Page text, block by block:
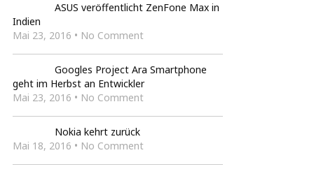
ASUS veröffentlicht ZenFone Max in
Indien
Mai 23, 2016 • No Comment
Googles Project Ara Smartphone
geht im Herbst an Entwickler
Mai 23, 2016 • No Comment
Nokia kehrt zurück
Mai 18, 2016 • No Comment